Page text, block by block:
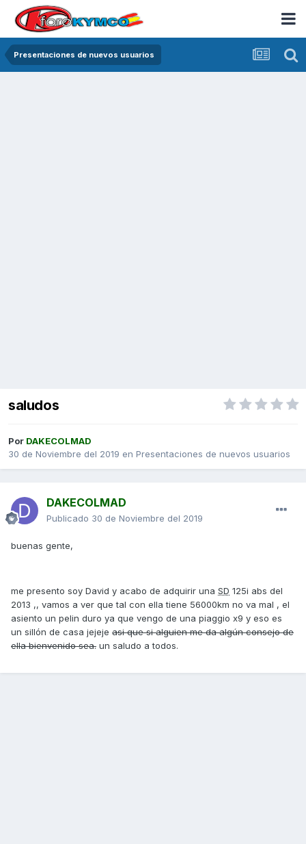
Presentaciones de nuevos usuarios
saludos
Por DAKECOLMAD
30 de Noviembre del 2019 en Presentaciones de nuevos usuarios
DAKECOLMAD
Publicado 30 de Noviembre del 2019
buenas gente,
me presento soy David y acabo de adquirir una SD 125i abs del
2013 ,, vamos a ver que tal con ella tiene 56000km no va mal , el
asiento un pelin duro ya que vengo de una piaggio x9 y eso es
un sillón de casa jejeje asi que si alguien me da algún consejo de
ella bienvenido sea. un saludo a todos.